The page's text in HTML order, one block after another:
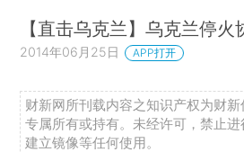
【直击乌克兰】乌克兰停
2014年06月25日 APP打开
财新网所刊载内容之知识产权为财
专属所有或持有。未经许可，禁止
建立镜像等任何使用。